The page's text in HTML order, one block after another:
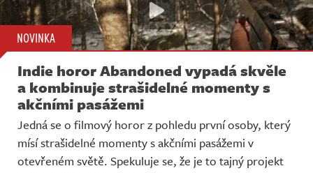
NOVINKA
Indie horor Abandoned vypadá skvěle
a kombinuje strašidelné momenty s
akčními pasážemi
Jedná se o filmový horor z pohledu první osoby, který
mísí strašidelné momenty s akčními pasážemi v
otevřeném světě. Spekuluje se, že je to tajný projekt